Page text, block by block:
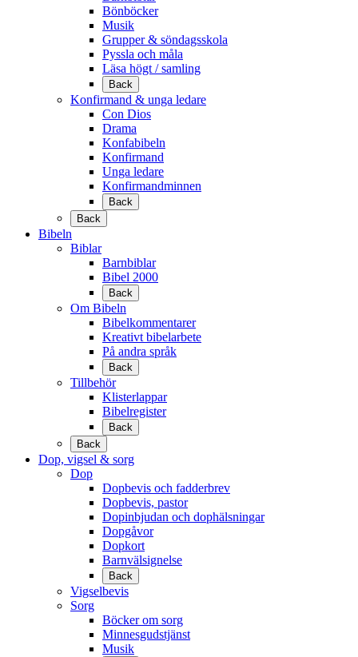
Bönböcker
Musik
Grupper & söndagsskola
Pyssla och måla
Läsa högt / samling
Back
Konfirmand & unga ledare
Con Dios
Drama
Konfabibeln
Konfirmand
Unga ledare
Konfirmandminnen
Back
Back
Bibeln
Biblar
Barnbiblar
Bibel 2000
Back
Om Bibeln
Bibelkommentarer
Kreativt bibelarbete
På andra språk
Back
Tillbehör
Klisterlappar
Bibelregister
Back
Back
Dop, vigsel & sorg
Dop
Dopbevis och fadderbrev
Dopbevis, pastor
Dopinbjudan och dophälsningar
Dopgåvor
Dopkort
Barnvälsignelse
Back
Vigselbevis
Sorg
Böcker om sorg
Minnesgudstjänst
Musik